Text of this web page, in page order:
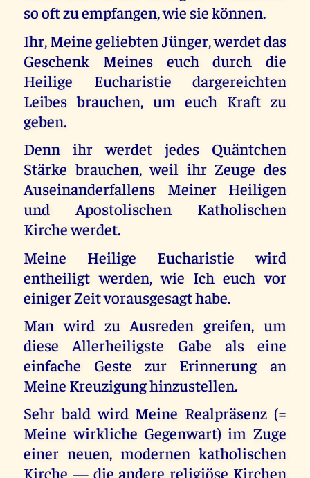
so oft zu empfangen, wie sie können.
Ihr, Meine geliebten Jünger, werdet das
Geschenk Meines euch durch die
Heilige Eucharistie dargereichten
Leibes brauchen, um euch Kraft zu
geben.
Denn ihr werdet jedes Quäntchen
Stärke brauchen, weil ihr Zeuge des
Auseinanderfallens Meiner Heiligen
und Apostolischen Katholischen
Kirche werdet.
Meine Heilige Eucharistie wird
entheiligt werden, wie Ich euch vor
einiger Zeit vorausgesagt habe.
Man wird zu Ausreden greifen, um
diese Allerheiligste Gabe als eine
einfache Geste zur Erinnerung an
Meine Kreuzigung hinzustellen.
Sehr bald wird Meine Realpräsenz (=
Meine wirkliche Gegenwart) im Zuge
einer neuen, modernen katholischen
Kirche — die andere religiöse Kirchen